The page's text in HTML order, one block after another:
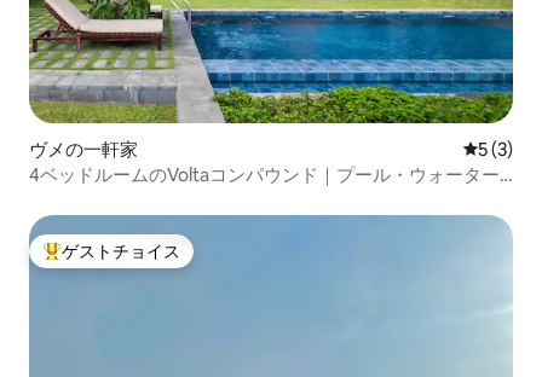
ヴメの一軒家 レビュー
5 (3)
4ベッドルームのVoltaコンパウンド｜プール・ウォーター
大好評のゲストチョイスです。
ゲストチョイス